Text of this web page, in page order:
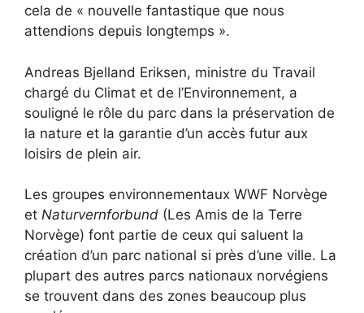
cela de « nouvelle fantastique que nous
attendions depuis longtemps ».
Andreas Bjelland Eriksen, ministre du Travail
chargé du Climat et de l’Environnement, a
souligné le rôle du parc dans la préservation de
la nature et la garantie d’un accès futur aux
loisirs de plein air.
Les groupes environnementaux WWF Norvège
et Naturvernforbund (Les Amis de la Terre
Norvège) font partie de ceux qui saluent la
création d’un parc national si près d’une ville. La
plupart des autres parcs nationaux norvégiens
se trouvent dans des zones beaucoup plus